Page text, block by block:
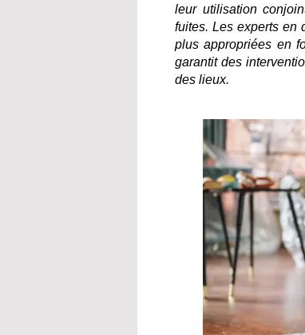
leur utilisation
fuites. Les experts en
plus appropriées en
garantit des
des lieux.